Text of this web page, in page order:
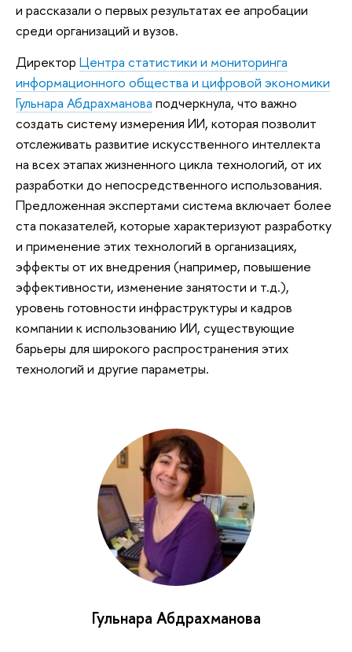
и рассказали о первых результатах ее апробации
среди организаций и вузов.
Директор Центра статистики и мониторинга
информационного общества и цифровой экономики
Гульнара Абдрахманова подчеркнула, что важно
создать систему измерения ИИ, которая позволит
отслеживать развитие искусственного интеллекта
на всех этапах жизненного цикла технологий, от их
разработки до непосредственного использования.
Предложенная экспертами система включает более
ста показателей, которые характеризуют разработку
и применение этих технологий в организациях,
эффекты от их внедрения (например, повышение
эффективности, изменение занятости и т.д.),
уровень готовности инфраструктуры и кадров
компании к использованию ИИ, существующие
барьеры для широкого распространения этих
технологий и другие параметры.
Гульнара Абдрахманова